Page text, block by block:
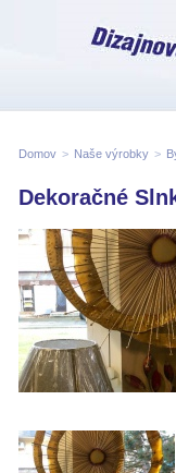
Domov > Naše výrobky >
Dekoračné